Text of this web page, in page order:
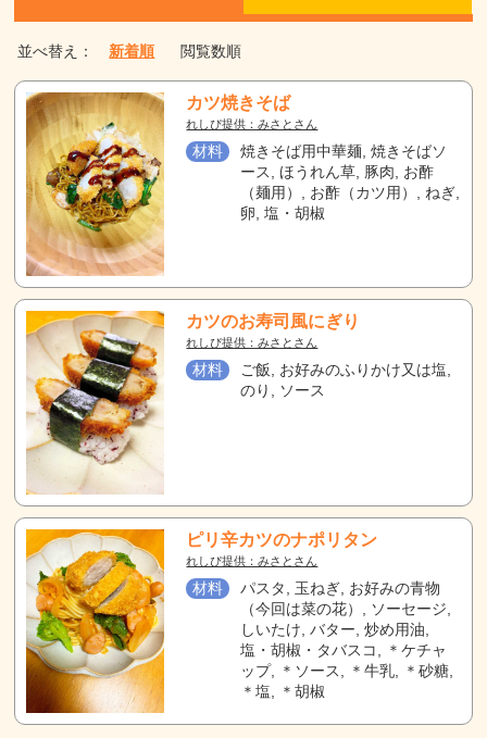
並べ替え： 新着順 閲覧数順
カツ焼きそば
れしぴ提供：みさとさん
材料
焼きそば用中華麺, 焼きそばソ
ース, ほうれん草, 豚肉, お酢
（麺用）, お酢（カツ用）, ねぎ,
卵, 塩・胡椒
カツのお寿司風にぎり
れしぴ提供：みさとさん
材料
ご飯, お好みのふりかけ又は塩,
のり, ソース
ピリ辛カツのナポリタン
れしぴ提供：みさとさん
材料
パスタ, 玉ねぎ, お好みの青物
（今回は菜の花）, ソーセージ,
しいたけ, バター, 炒め用油,
塩・胡椒・タバスコ, ＊ケチャ
ップ, ＊ソース, ＊牛乳, ＊砂糖,
＊塩, ＊胡椒